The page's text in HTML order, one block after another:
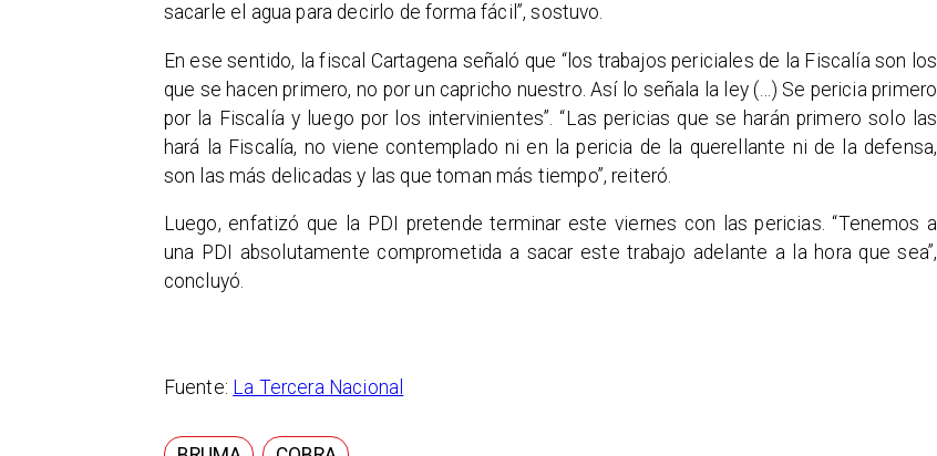
sacarle el agua para decirlo de forma fácil”, sostuvo.
En ese sentido, la fiscal Cartagena señaló que “los trabajos periciales de la Fiscalía son los
que se hacen primero, no por un capricho nuestro. Así lo señala la ley (…) Se pericia primero
por la Fiscalía y luego por los intervinientes”. “Las pericias que se harán primero solo las
hará la Fiscalía, no viene contemplado ni en la pericia de la querellante ni de la defensa,
son las más delicadas y las que toman más tiempo”, reiteró.
Luego, enfatizó que la PDI pretende terminar este viernes con las pericias. “Tenemos a
una PDI absolutamente comprometida a sacar este trabajo adelante a la hora que sea”,
concluyó.
Fuente: La Tercera Nacional